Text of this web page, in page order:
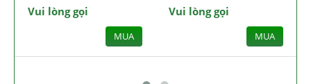
Vui lòng gọi
MUA
Vui lòng gọi
MUA